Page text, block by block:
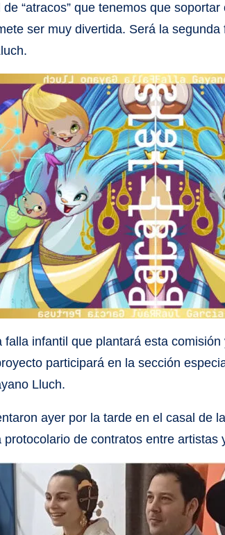
“atracos” que tenemos que
ser muy divertida. Será la
falla infantil que plantará esta
participará en la sección
Lluch.
ayer por la tarde en el casal de
de contratos entre artistas